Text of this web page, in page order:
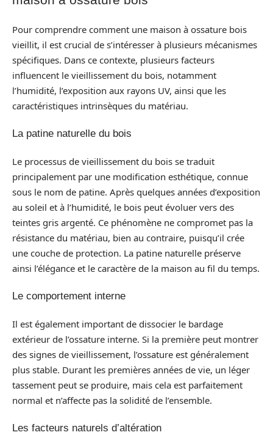
Pour comprendre comment une maison à ossature bois
vieillit, il est crucial de s’intéresser à plusieurs mécanismes
spécifiques. Dans ce contexte, plusieurs facteurs
influencent le vieillissement du bois, notamment
l’humidité, l’exposition aux rayons UV, ainsi que les
caractéristiques intrinsèques du matériau.
La patine naturelle du bois
Le processus de vieillissement du bois se traduit
principalement par une modification esthétique, connue
sous le nom de patine. Après quelques années d’exposition
au soleil et à l’humidité, le bois peut évoluer vers des
teintes gris argenté. Ce phénomène ne compromet pas la
résistance du matériau, bien au contraire, puisqu’il crée
une couche de protection. La patine naturelle préserve
ainsi l’élégance et le caractère de la maison au fil du temps.
Le comportement interne
Il est également important de dissocier le bardage
extérieur de l’ossature interne. Si la première peut montrer
des signes de vieillissement, l’ossature est généralement
plus stable. Durant les premières années de vie, un léger
tassement peut se produire, mais cela est parfaitement
normal et n’affecte pas la solidité de l’ensemble.
Les facteurs naturels d’altération